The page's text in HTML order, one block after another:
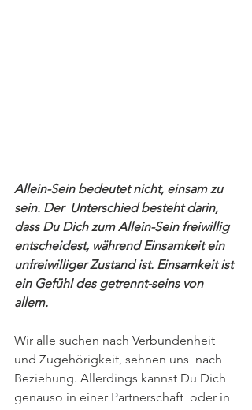
Allein-Sein bedeutet nicht, einsam zu
sein. Der  Unterschied besteht darin,
dass Du Dich zum Allein-Sein freiwillig
entscheidest, während Einsamkeit ein
unfreiwilliger Zustand ist. Einsamkeit ist
ein Gefühl des getrennt-seins von
allem.
Wir alle suchen nach Verbundenheit
und Zugehörigkeit, sehnen uns  nach
Beziehung. Allerdings kannst Du Dich
genauso in einer Partnerschaft  oder in